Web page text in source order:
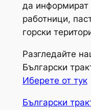
да информират
работници,
горски
Разгледайте
Български
Иберете от тук
Български